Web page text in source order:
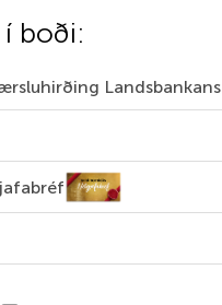
boði:
Landsbankans